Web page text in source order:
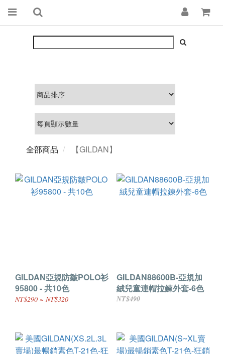
全部商品 【GILDAN】
GILDAN亞規防皺POLO衫
95800 - 共10色
NT$290 ~ NT$320
GILDAN88600B-亞規加
絨兒童連帽拉鍊外套-6色
NT$490